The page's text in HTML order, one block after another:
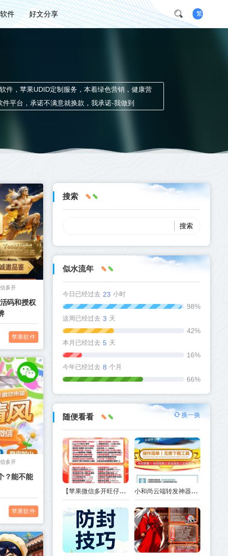
件 好文分享 繁
件，苹果UDID定制服务，本着绿色营销，健康营
平台，承诺不满意就换款，我承诺-我做到
多开
码和授权
苹果软件
多开
？能不能
苹果软件
搜索
似水流年
今日已经过去 23 小时
98%
这周已经过去 3 天
42%
本月已经过去 5 天
16%
今年已经过去 8 个月
66%
随便看看 换一换
【苹果微信多开旺仔微信多开正版激活码授权】1.02.03.04.05.0版本 小和尚云端转发神器：官微操作无压力，一键登录转发朋友圈